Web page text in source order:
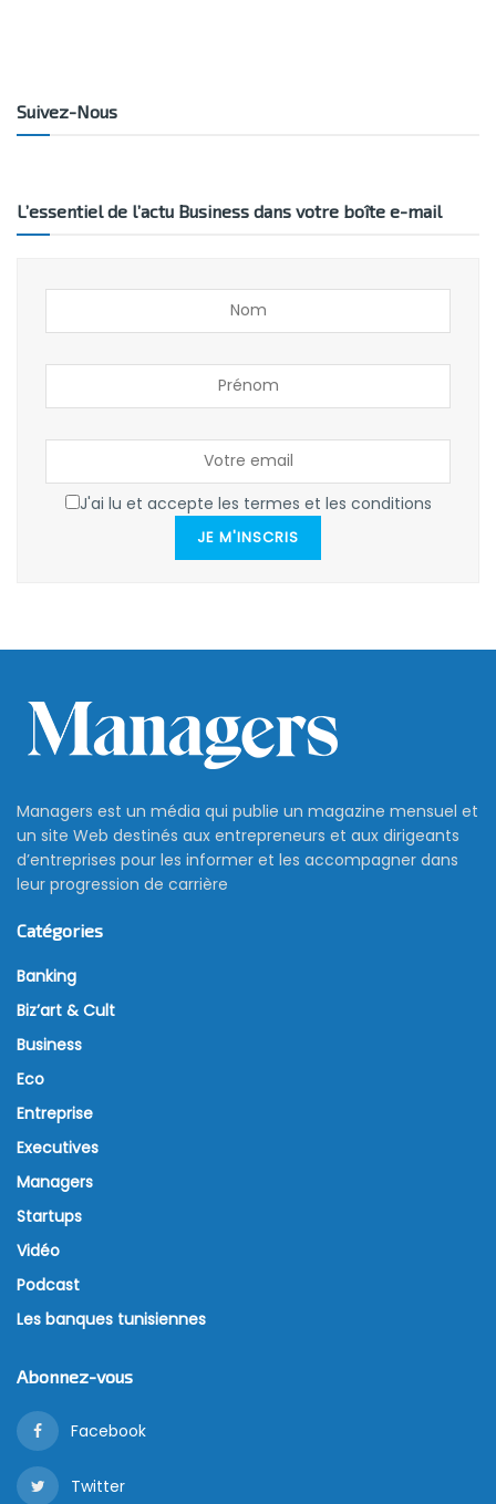
Suivez-Nous
L’essentiel de l’actu Business dans votre boîte e-mail
J'ai lu et accepte les termes et les conditions
JE M'INSCRIS
Managers est un média qui publie un magazine mensuel et
un site Web destinés aux entrepreneurs et aux dirigeants
d’entreprises pour les informer et les accompagner dans
leur progression de carrière
Catégories
Banking
Biz’art & Cult
Business
Eco
Entreprise
Executives
Managers
Startups
Vidéo
Podcast
Les banques tunisiennes
Abonnez-vous
Facebook
Twitter